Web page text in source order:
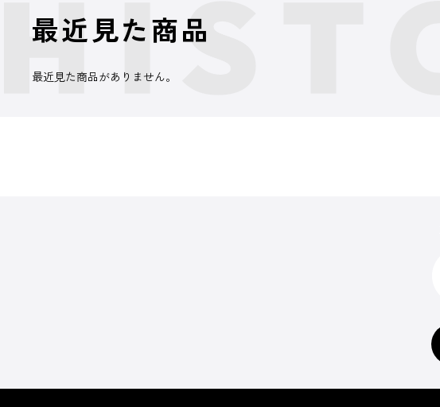
最近見た商品
最近見た商品がありません。